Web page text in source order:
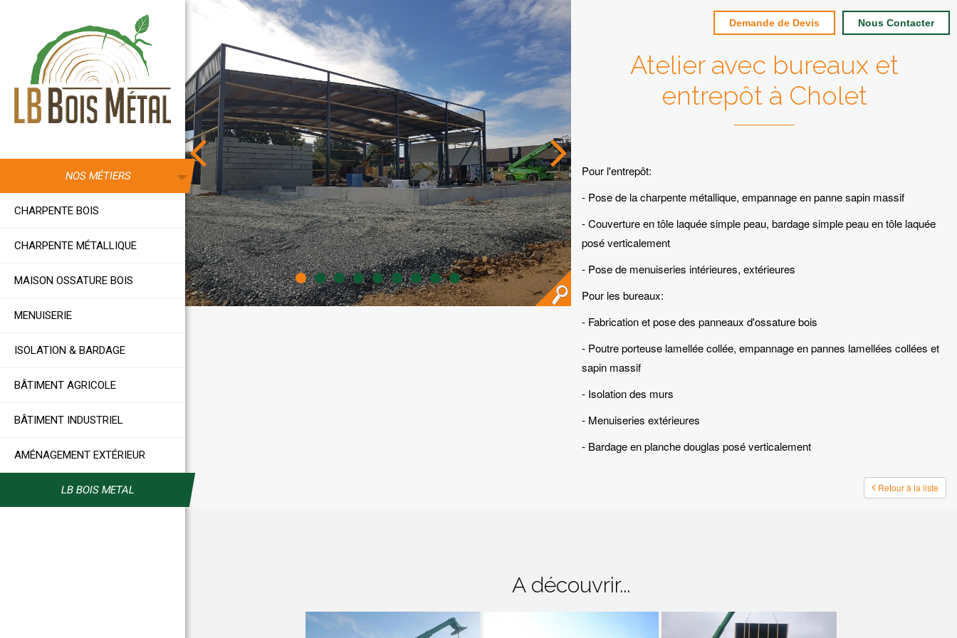
NOS MÉTIERS
CHARPENTE BOIS
CHARPENTE MÉTALLIQUE
MAISON OSSATURE BOIS
MENUISERIE
ISOLATION & BARDAGE
BÂTIMENT AGRICOLE
BÂTIMENT INDUSTRIEL
AMÉNAGEMENT EXTÉRIEUR
LB BOIS METAL
Nous Contacter
Demande de Devis
Atelier avec bureaux et
entrepôt à Cholet
Pour l'entrepôt:
- Pose de la charpente métallique, empannage en panne sapin massif
- Couverture en tôle laquée simple peau, bardage simple peau en tôle laquée
posé verticalement
- Pose de menuiseries intérieures, extérieures
Pour les bureaux:
- Fabrication et pose des panneaux d'ossature bois
- Poutre porteuse lamellée collée, empannage en pannes lamellées collées et
sapin massif
- Isolation des murs
- Menuiseries extérieures
- Bardage en planche douglas posé verticalement
Retour à la liste
A découvrir...